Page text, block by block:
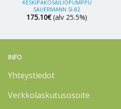
KESKIPAKOSÄILIÖPUMPPU
SAUERMANN SI-82
175.10€ (alv 25.5%)
INFO
Yhteystiedot
Verkkolaskutusosoite